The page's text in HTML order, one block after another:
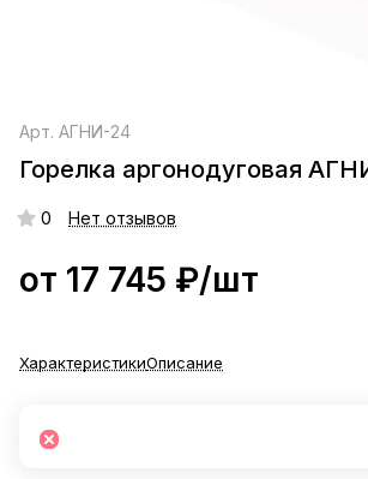
Арт. АГНИ-24
Горелка аргонодуговая
0 Нет отзывов
от 17 745 ₽/шт
ХарактеристикиОписание